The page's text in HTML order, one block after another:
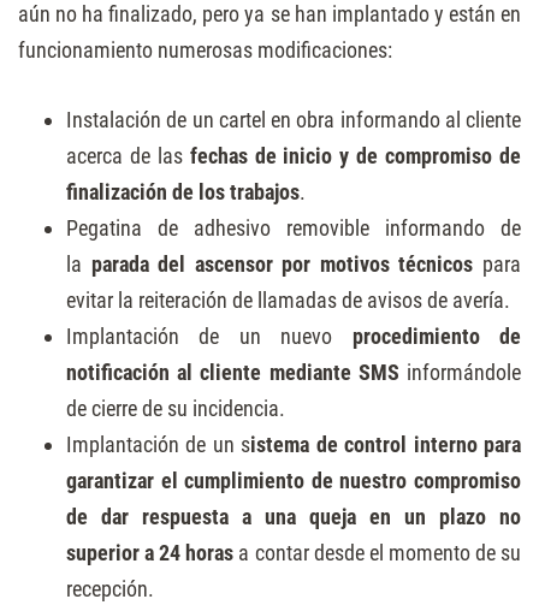
aún no ha finalizado, pero ya se han implantado y están en
funcionamiento numerosas modificaciones:
Instalación de un cartel en obra informando al cliente
acerca de las fechas de inicio y de compromiso de
finalización de los trabajos.
Pegatina de adhesivo removible informando de
la parada del ascensor por motivos técnicos para
evitar la reiteración de llamadas de avisos de avería.
Implantación de un nuevo procedimiento de
notificación al cliente mediante SMS informándole
de cierre de su incidencia.
Implantación de un sistema de control interno para
garantizar el cumplimiento de nuestro compromiso
de dar respuesta a una queja en un plazo no
superior a 24 horas a contar desde el momento de su
recepción.